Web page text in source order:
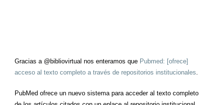
Gracias a @bibliovirtual nos enteramos que Pubmed: [ofrece]
acceso al texto completo a través de repositorios institucionales.
PubMed ofrece un nuevo sistema para acceder al texto completo